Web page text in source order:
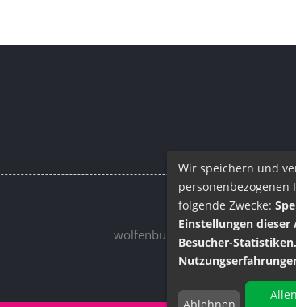
Email
wolfenbuettel@barrique.de
Wir speichern und
folgende Zwecke:
Einstellungen dieser
Besucher-
Allen